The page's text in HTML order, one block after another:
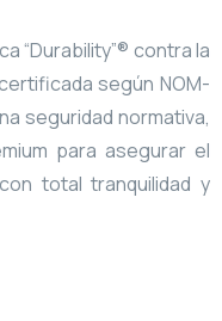
“Durability”® contra la
según NOM-
seguridad normativa,
para asegurar el
total tranquilidad y